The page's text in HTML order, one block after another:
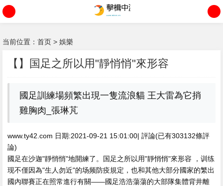
当前位置： 首页 > 娛樂
【】国足之所以用"靜悄悄"來形容
國足訓練場頻繁出現一隻流浪貓 王大雷為它捎
雞胸肉_張琳芃
www.ty42.com 日期:2021-09-21 15:01:00| 評論(已有303132條評
論)
國足在沙迦"靜悄悄"地開練了。国足之所以用"靜悄悄"來形容 ，训练
现不僅因為"生人勿近"的场频防疫規定，也和其他大部分國家的繁出
國內聯賽正在照常進行有關——國足浩浩蕩蕩的大部隊集體背井離